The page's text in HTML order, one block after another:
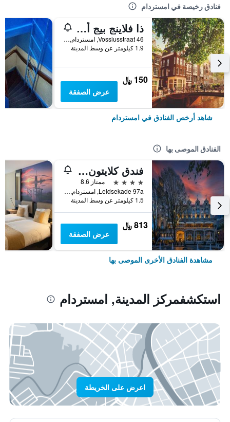
فنادق رخيصة في امستردام
ذا فلاينج بيج أبتاون هوستل
Vossiusstraat 46, امستردام, مقاطعة شمال هولندا, هولندا
1.9 كيلومتر عن وسط المدينة
150 ﷼
عرض الصفقة
شاهد أرخص الفنادق في امستردام
الفنادق الموصى بها
فندق كلايتون أمستردام أمريكان
4 نجوم
ممتاز 8.6
Leidsekade 97a, امستردام, مقاطعة شمال هولندا, هولندا
1.5 كيلومتر عن وسط المدينة
813 ﷼
عرض الصفقة
مشاهدة الفنادق الأخرى الموصى بها
استكشفمركز المدينة, امستردام
اعرض على الخريطة